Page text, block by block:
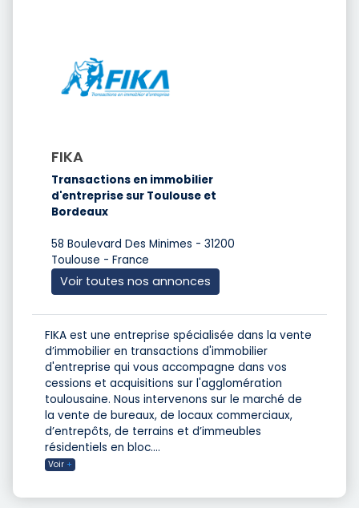
FIKA
Transactions en immobilier
d'entreprise sur Toulouse et
Bordeaux
58 Boulevard Des Minimes - 31200
Toulouse - France
Voir toutes nos annonces
FIKA est une entreprise spécialisée dans la vente
d’immobilier en transactions d'immobilier
d'entreprise qui vous accompagne dans vos
cessions et acquisitions sur l'agglomération
toulousaine. Nous intervenons sur le marché de
la vente de bureaux, de locaux commerciaux,
d’entrepôts, de terrains et d’immeubles
résidentiels en bloc....
Voir +